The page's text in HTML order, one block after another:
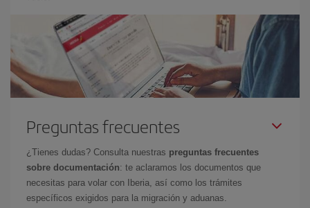
Preguntas frecuentes
¿Tienes dudas? Consulta nuestras preguntas frecuentes
sobre documentación: te aclaramos los documentos que
necesitas para volar con Iberia, así como los trámites
específicos exigidos para la migración y aduanas.